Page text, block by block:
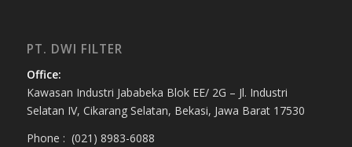
PT. DWI FILTER
Office:
Kawasan Industri Jababeka Blok EE/ 2G – Jl. Industri
Selatan IV, Cikarang Selatan, Bekasi, Jawa Barat 17530
Phone : (021) 8983-6088